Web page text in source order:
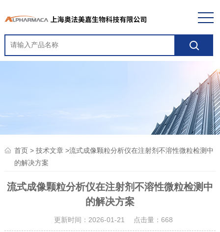
首页> 技术文章>流式成像颗粒分析仪在注射剂不溶性微粒检测中
的解决方案
流式成像颗粒分析仪在注射剂不溶性微粒检测中
的解决方案
更新时间：2026-01-21 点击量： 668